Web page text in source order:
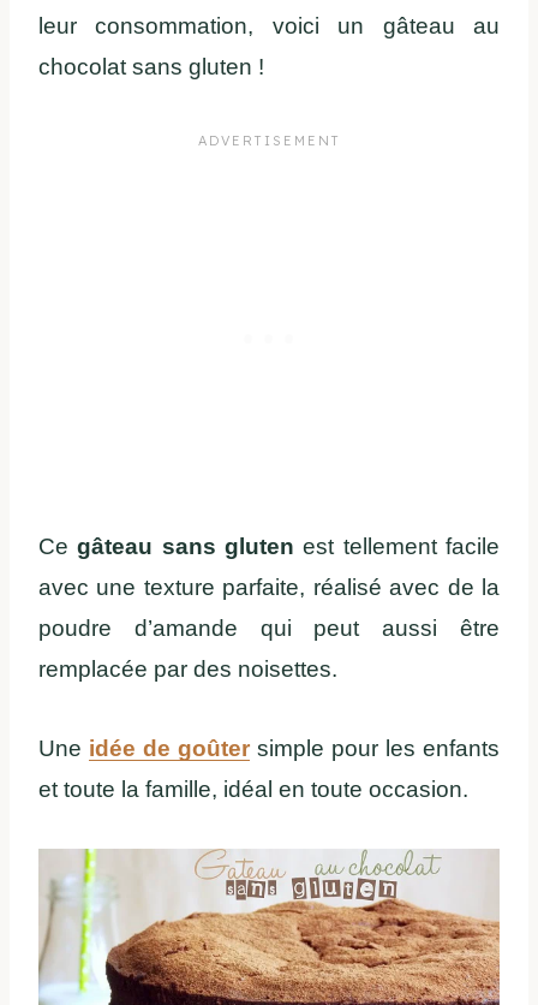
leur consommation, voici un gâteau au
chocolat sans gluten !
Cegâteau sans gluten est tellement facile
avec une texture parfaite, réalisé avec de la
poudre d’amande qui peut aussi être
remplacée par des noisettes.
Une idée de goûter simple pour les enfants
et toute la famille, idéal en toute occasion.